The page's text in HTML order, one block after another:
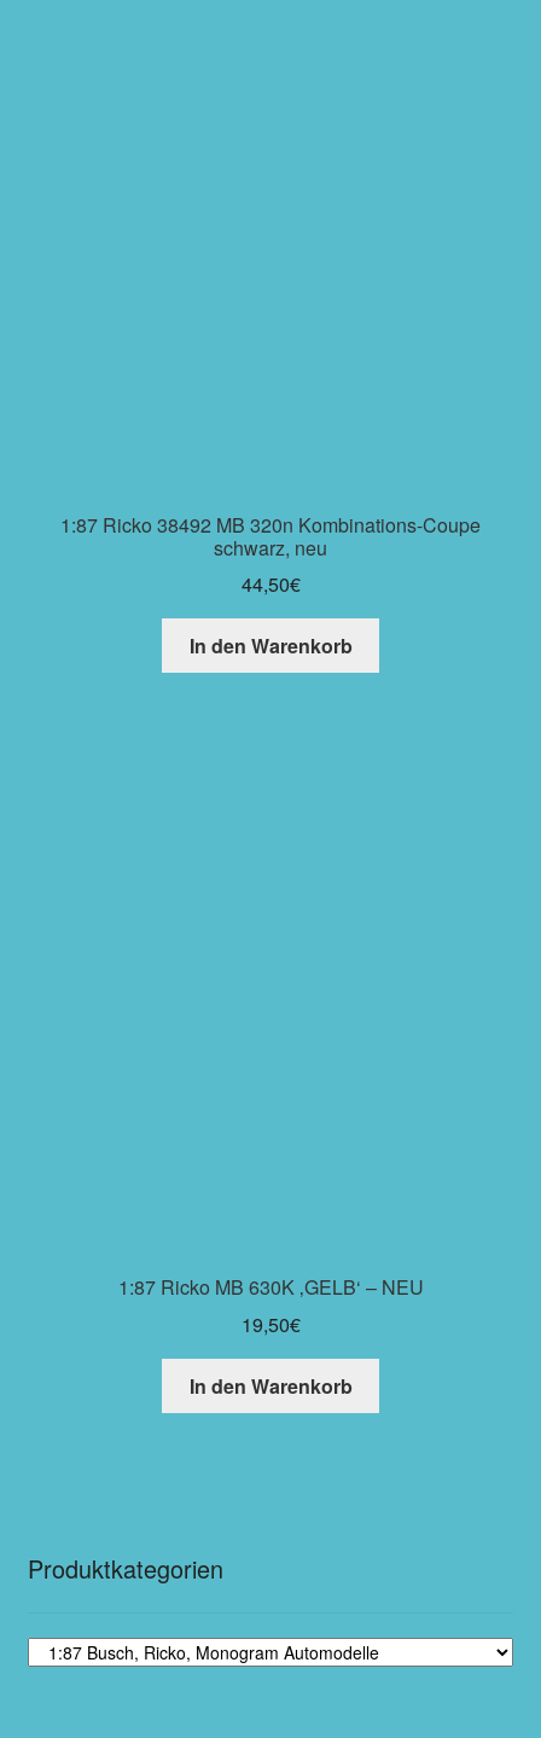
1:87 Ricko 38492 MB 320n Kombinations-Coupe
schwarz, neu
44,50€
In den Warenkorb
1:87 Ricko MB 630K ‚GELB‘ – NEU
19,50€
In den Warenkorb
Produktkategorien